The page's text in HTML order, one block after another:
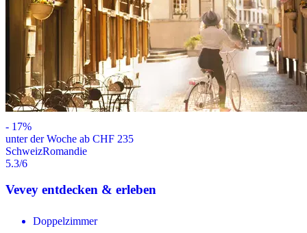
- 17%
unter der Woche ab CHF 235
SchweizRomandie
5.3/6
Vevey entdecken & erleben
Doppelzimmer